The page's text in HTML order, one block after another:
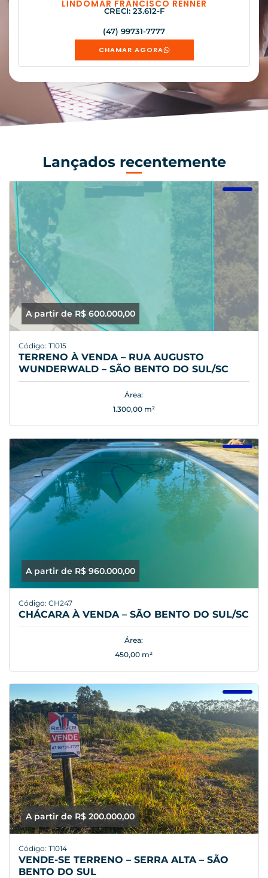
LINDOMAR FRANCISCO RENNER
CRECI: 23.612-F
(47) 99731-7777
CHAMAR AGORA
Lançados recentemente
A partir de R$ 600.000,00
Código: T1015
TERRENO À VENDA – RUA AUGUSTO
WUNDERWALD – SÃO BENTO DO SUL/SC
Área:
1.300,00 m²
A partir de R$ 960.000,00
Código: CH247
CHÁCARA À VENDA – SÃO BENTO DO SUL/SC
Área:
450,00 m²
A partir de R$ 200.000,00
Código: T1014
VENDE-SE TERRENO – SERRA ALTA – SÃO
BENTO DO SUL